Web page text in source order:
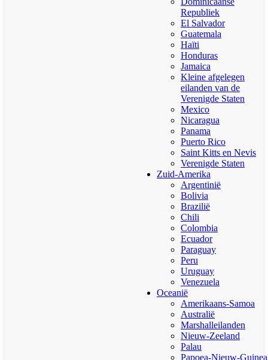
Republiek
El Salvador
Guatemala
Haïti
Honduras
Jamaica
Kleine afgelegen
eilanden van de
Verenigde Staten
Mexico
Nicaragua
Panama
Puerto Rico
Saint Kitts en Nevis
Verenigde Staten
Zuid-Amerika
Argentinië
Bolivia
Brazilië
Chili
Colombia
Ecuador
Paraguay
Peru
Uruguay
Venezuela
Oceanië
Amerikaans-Samoa
Australië
Marshalleilanden
Nieuw-Zeeland
Palau
Papoea-Nieuw-Guinea